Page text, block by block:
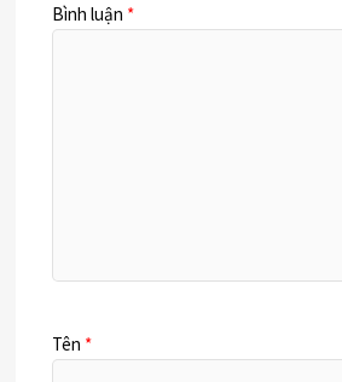
Bình luận *
Tên *